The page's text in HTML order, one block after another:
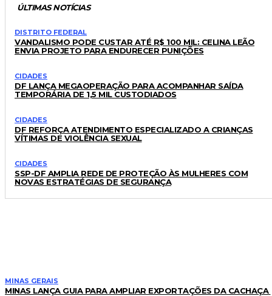
ÚLTIMAS NOTÍCIAS
DISTRITO FEDERAL
VANDALISMO PODE CUSTAR ATÉ R$ 100 MIL: CELINA LEÃO
ENVIA PROJETO PARA ENDURECER PUNIÇÕES
CIDADES
DF LANÇA MEGAOPERAÇÃO PARA ACOMPANHAR SAÍDA
TEMPORÁRIA DE 1,5 MIL CUSTODIADOS
CIDADES
DF REFORÇA ATENDIMENTO ESPECIALIZADO A CRIANÇAS
VÍTIMAS DE VIOLÊNCIA SEXUAL
CIDADES
SSP-DF AMPLIA REDE DE PROTEÇÃO ÀS MULHERES COM
NOVAS ESTRATÉGIAS DE SEGURANÇA
MINAS GERAIS
MINAS LANÇA GUIA PARA AMPLIAR EXPORTAÇÕES DA CACHAÇA